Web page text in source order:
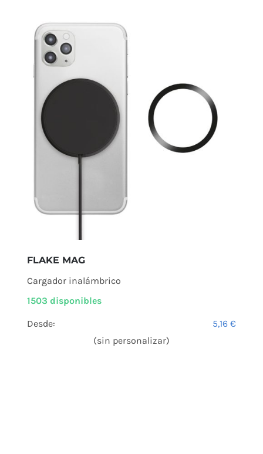
FLAKE MAG
Cargador inalámbrico
1503 disponibles
Desde: 5,16€
(sin personalizar)